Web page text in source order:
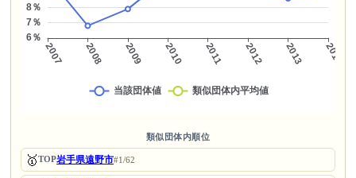
類似団体内順位
🥇TOP岩手県遠野市#1/62